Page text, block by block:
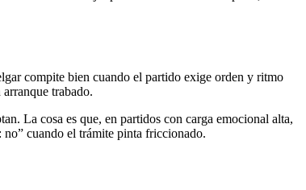
compite bien cuando el partido exige orden y ritmo
trabado.
La cosa es que, en partidos con carga emocional alta,
no” cuando el trámite pinta friccionado.